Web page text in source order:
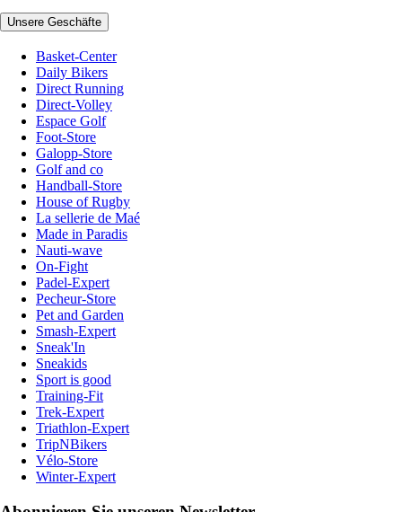
Unsere Geschäfte
Basket-Center
Daily Bikers
Direct Running
Direct-Volley
Espace Golf
Foot-Store
Galopp-Store
Golf and co
Handball-Store
House of Rugby
La sellerie de Maé
Made in Paradis
Nauti-wave
On-Fight
Padel-Expert
Pecheur-Store
Pet and Garden
Smash-Expert
Sneak'In
Sneakids
Sport is good
Training-Fit
Trek-Expert
Triathlon-Expert
TripNBikers
Vélo-Store
Winter-Expert